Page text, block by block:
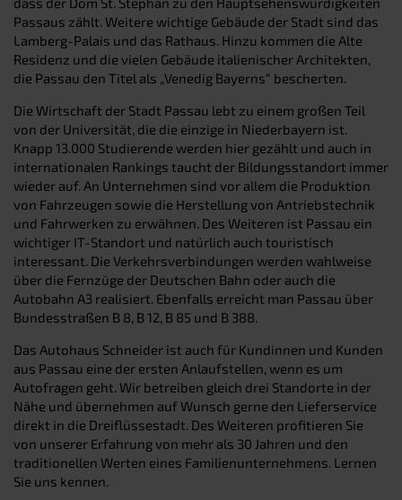
Passaus zählt. Weitere wichtige Gebäude der Stadt sind das
Lamberg-Palais und das Rathaus. Hinzu kommen die Alte
Residenz und die vielen Gebäude italienischer Architekten,
die Passau den Titel als „Venedig Bayerns“ bescherten.
Die Wirtschaft der Stadt Passau lebt zu einem großen Teil
von der Universität, die die einzige in Niederbayern ist.
Knapp 13.000 Studierende werden hier gezählt und auch in
internationalen Rankings taucht der Bildungsstandort immer
wieder auf. An Unternehmen sind vor allem die Produktion
von Fahrzeugen sowie die Herstellung von Antriebstechnik
und Fahrwerken zu erwähnen. Des Weiteren ist Passau ein
wichtiger IT-Standort und natürlich auch touristisch
interessant. Die Verkehrsverbindungen werden wahlweise
über die Fernzüge der Deutschen Bahn oder auch die
Autobahn A3 realisiert. Ebenfalls erreicht man Passau über
Bundesstraßen B 8, B 12, B 85 und B 388.
Das Autohaus Schneider ist auch für Kundinnen und Kunden
aus Passau eine der ersten Anlaufstellen, wenn es um
Autofragen geht. Wir betreiben gleich drei Standorte in der
Nähe und übernehmen auf Wunsch gerne den Lieferservice
direkt in die Dreiflüssestadt. Des Weiteren profitieren Sie
von unserer Erfahrung von mehr als 30 Jahren und den
traditionellen Werten eines Familienunternehmens. Lernen
Sie uns kennen.